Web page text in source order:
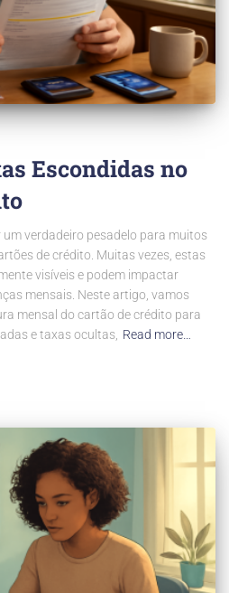
Escondidas no
verdadeiro pesadelo para muitos
de crédito. Muitas vezes, estas
visíveis e podem impactar
mensais. Neste artigo, vamos
mensal do cartão de crédito para
e taxas ocultas, Read more…